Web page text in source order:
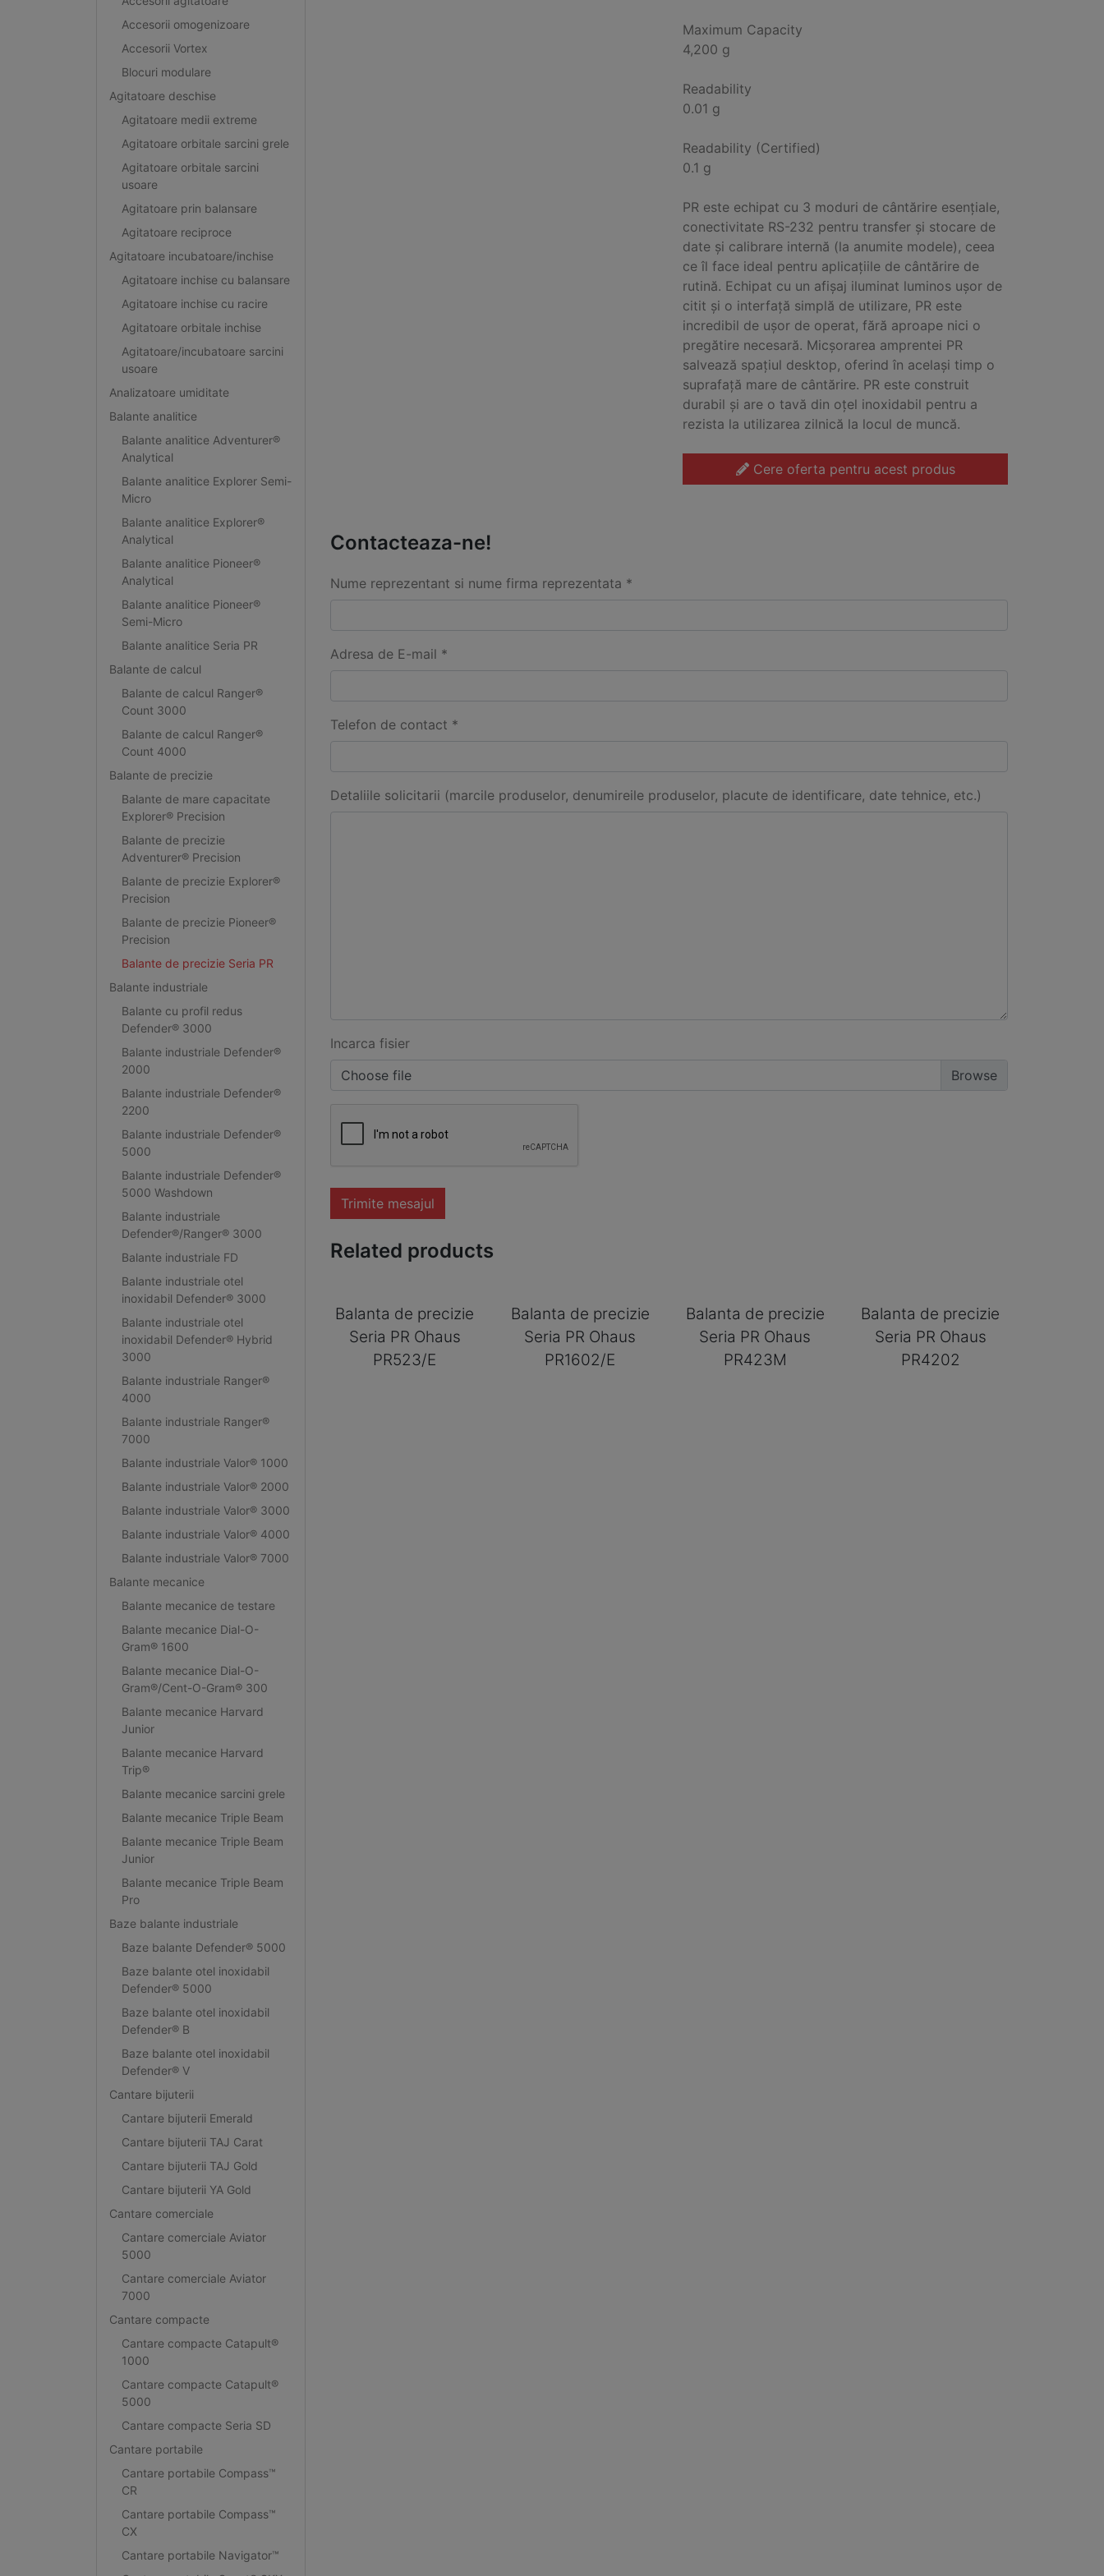
Accesorii omogenizoare
Accesorii Vortex
Blocuri modulare
Agitatoare deschise
Agitatoare medii extreme
Agitatoare orbitale sarcini grele
Agitatoare orbitale sarcini
usoare
Agitatoare prin balansare
Agitatoare reciproce
Agitatoare incubatoare/inchise
Agitatoare inchise cu balansare
Agitatoare inchise cu racire
Agitatoare orbitale inchise
Agitatoare/incubatoare sarcini
usoare
Analizatoare umiditate
Balante analitice
Balante analitice Adventurer®
Analytical
Balante analitice Explorer Semi-
Micro
Balante analitice Explorer®
Analytical
Balante analitice Pioneer®
Analytical
Balante analitice Pioneer®
Semi-Micro
Balante analitice Seria PR
Balante de calcul
Balante de calcul Ranger®
Count 3000
Balante de calcul Ranger®
Count 4000
Balante de precizie
Balante de mare capacitate
Explorer® Precision
Balante de precizie
Adventurer® Precision
Balante de precizie Explorer®
Precision
Balante de precizie Pioneer®
Precision
Balante de precizie Seria PR
Balante industriale
Balante cu profil redus
Defender® 3000
Balante industriale Defender®
2000
Balante industriale Defender®
2200
Balante industriale Defender®
5000
Balante industriale Defender®
5000 Washdown
Balante industriale
Defender®/Ranger® 3000
Balante industriale FD
Balante industriale otel
inoxidabil Defender® 3000
Balante industriale otel
inoxidabil Defender® Hybrid
3000
Balante industriale Ranger®
4000
Balante industriale Ranger®
7000
Balante industriale Valor® 1000
Balante industriale Valor® 2000
Balante industriale Valor® 3000
Balante industriale Valor® 4000
Balante industriale Valor® 7000
Balante mecanice
Balante mecanice de testare
Balante mecanice Dial-O-
Gram® 1600
Balante mecanice Dial-O-
Gram®/Cent-O-Gram® 300
Balante mecanice Harvard
Junior
Balante mecanice Harvard
Trip®
Balante mecanice sarcini grele
Balante mecanice Triple Beam
Balante mecanice Triple Beam
Junior
Balante mecanice Triple Beam
Pro
Baze balante industriale
Baze balante Defender® 5000
Baze balante otel inoxidabil
Defender® 5000
Baze balante otel inoxidabil
Defender® B
Baze balante otel inoxidabil
Defender® V
Cantare bijuterii
Cantare bijuterii Emerald
Cantare bijuterii TAJ Carat
Cantare bijuterii TAJ Gold
Cantare bijuterii YA Gold
Cantare comerciale
Cantare comerciale Aviator
5000
Cantare comerciale Aviator
7000
Cantare compacte
Cantare compacte Catapult®
1000
Cantare compacte Catapult®
5000
Cantare compacte Seria SD
Cantare portabile
Cantare portabile Compass™
CR
Cantare portabile Compass™
CX
Cantare portabile Navigator™
Maximum Capacity
4,200 g
Readability
0.01 g
Readability (Certified)
0.1 g
PR este echipat cu 3 moduri de cântărire esențiale,
conectivitate RS-232 pentru transfer și stocare de
date și calibrare internă (la anumite modele), ceea
ce îl face ideal pentru aplicațiile de cântărire de
rutină. Echipat cu un afișaj iluminat luminos ușor de
citit și o interfață simplă de utilizare, PR este
incredibil de ușor de operat, fără aproape nici o
pregătire necesară. Micșorarea amprentei PR
salvează spațiul desktop, oferind în același timp o
suprafață mare de cântărire. PR este construit
durabil și are o tavă din oțel inoxidabil pentru a
rezista la utilizarea zilnică la locul de muncă.
Cere oferta pentru acest produs
Contacteaza-ne!
Nume reprezentant si nume firma reprezentata *
Adresa de E-mail *
Telefon de contact *
Detaliile solicitarii (marcile produselor, denumireile produselor, placute de identificare, date tehnice, etc.)
Incarca fisier
Choose file
Trimite mesajul
Related products
Balanta de precizie
Seria PR Ohaus
PR523/E
Balanta de precizie
Seria PR Ohaus
PR1602/E
Balanta de precizie
Seria PR Ohaus
PR423M
Balanta de precizie
Seria PR Ohaus
PR4202